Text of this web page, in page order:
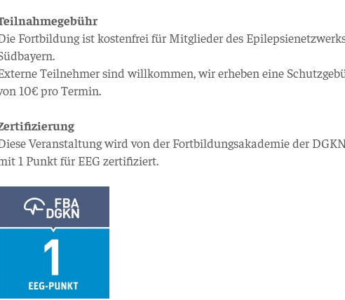
Fortbildung ist kostenfrei für Mitglieder des
Teilnehmer sind willkommen, wir erheben eine
10€ pro Termin.
Veranstaltung wird von der Fortbildungsakademie der
1 Punkt für EEG zertifiziert.